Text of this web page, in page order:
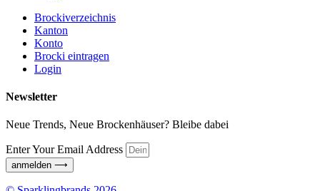
Brockiverzeichnis
Kanton
Konto
Brocki eintragen
Login
Newsletter
Neue Trends, Neue Brockenhäuser? Bleibe dabei
Enter Your Email Address
anmelden ⟶